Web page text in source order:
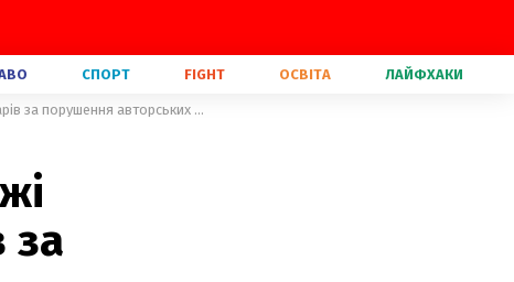
СПОРТ FIGHT ОСВІТА ЛАЙФХАКИ
Дочка Брюса Лі вимагає в мережі фастфуду 30 мільйонів доларів за порушення авторських прав
за